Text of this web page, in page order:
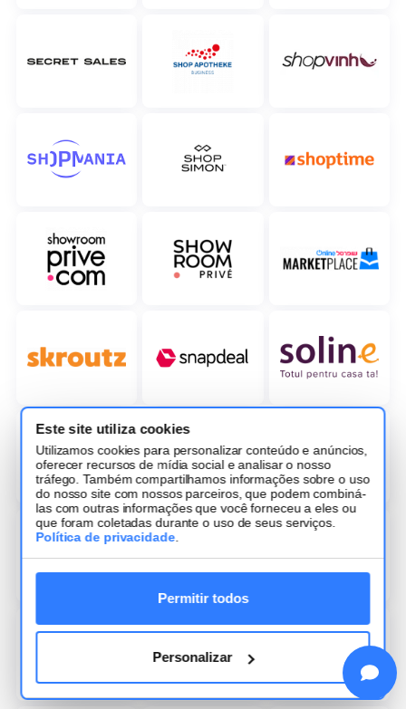
Este site utiliza cookies
Utilizamos cookies para personalizar conteúdo e anúncios,
oferecer recursos de mídia social e analisar o nosso
tráfego. Também compartilhamos informações sobre o uso
do nosso site com nossos parceiros, que podem combiná-
las com outras informações que você forneceu a eles ou
que foram coletadas durante o uso de seus serviços.
Política de privacidade
Permitir todos
Personalizar